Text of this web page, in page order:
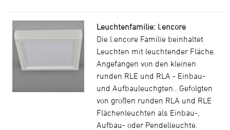
Leuchtenfamilie: l.encore
Die l.encore Familie beinhaltet
Leuchten mit leuchtender Fläche.
Angefangen von den kleinen
runden RLE und RLA - Einbau-
und Aufbauleuchgten.. Gefolgten
von großen runden RLA und RLE
Flächenleuchten als Einbau-,
Aufbau- oder Pendelleuchte.